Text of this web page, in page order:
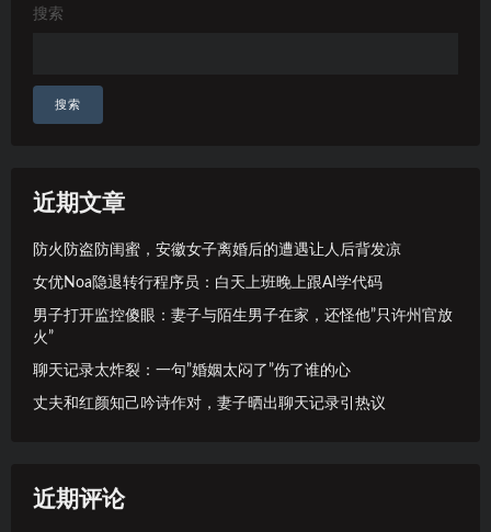
搜索
搜索
近期文章
防火防盗防闺蜜，安徽女子离婚后的遭遇让人后背发凉
女优Noa隐退转行程序员：白天上班晚上跟AI学代码
男子打开监控傻眼：妻子与陌生男子在家，还怪他”只许州官放
火”
聊天记录太炸裂：一句”婚姻太闷了”伤了谁的心
丈夫和红颜知己吟诗作对，妻子晒出聊天记录引热议
近期评论